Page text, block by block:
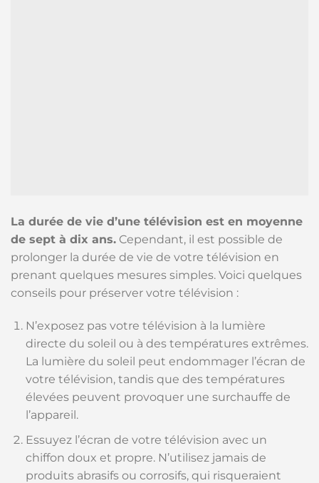
La durée de vie d’une télévision est en moyenne
de sept à dix ans. Cependant, il est possible de
prolonger la durée de vie de votre télévision en
prenant quelques mesures simples. Voici quelques
conseils pour préserver votre télévision :
N’exposez pas votre télévision à la lumière
directe du soleil ou à des températures extrêmes.
La lumière du soleil peut endommager l’écran de
votre télévision, tandis que des températures
élevées peuvent provoquer une surchauffe de
l’appareil.
Essuyez l’écran de votre télévision avec un
chiffon doux et propre. N’utilisez jamais de
produits abrasifs ou corrosifs, qui risqueraient